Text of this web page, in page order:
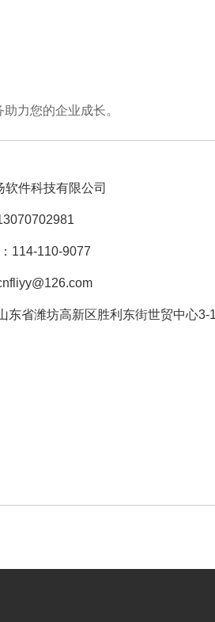
力您的企业成长。
软件科技有限公司
114-110-9077
东省潍坊高新区胜利东街世贸中心3-